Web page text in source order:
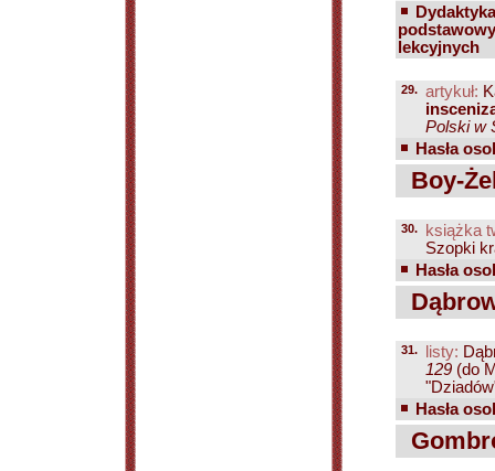
lekcyjnych
29. artykuł:
Polski w
Hasła
Boy-
30.
książka
Szopki
Hasła
31. listy:
129 (do
Hasła